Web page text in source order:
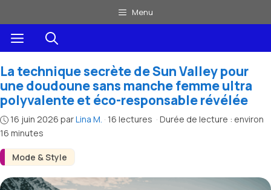
au
contenu
Menu
Menu
Mode & Style
La technique secrète de Sun Valley pour
une doudoune sans manche femme ultra
polyvalente et éco-responsable révélée
16 juin 2026 parLina M. · 16 lectures · Durée de lecture : environ
16 minutes